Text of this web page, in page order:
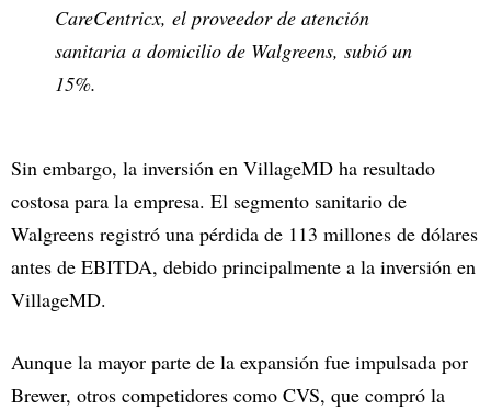
CareCentricx, el proveedor de atención
sanitaria a domicilio de Walgreens, subió un
15%.
Sin embargo, la inversión en VillageMD ha resultado
costosa para la empresa. El segmento sanitario de
Walgreens registró una pérdida de 113 millones de dólares
antes de EBITDA, debido principalmente a la inversión en
VillageMD.
Aunque la mayor parte de la expansión fue impulsada por
Brewer, otros competidores como CVS, que compró la